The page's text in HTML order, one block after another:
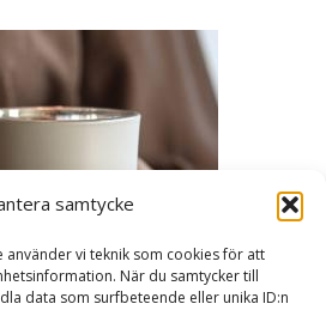
samtycke
använder vi teknik som cookies för att
När du samtycker till
data som surfbeteende eller unika ID:n